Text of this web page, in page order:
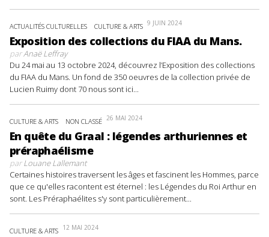
ACTUALITÉS CULTURELLES CULTURE & ARTS 9 JUIN 2024
Exposition des collections du FIAA du Mans.
parAnaë Leffray
Du 24 mai au 13 octobre 2024, découvrez l’Exposition des collections
du FIAA du Mans. Un fond de 350 oeuvres de la collection privée de
Lucien Ruimy dont 70 nous sont ici...
CULTURE & ARTS NON CLASSÉ 26 MAI 2024
En quête du Graal : légendes arthuriennes et
préraphaélisme
parLouane Lallemant
Certaines histoires traversent les âges et fascinent les Hommes, parce
que ce qu'elles racontent est éternel : les Légendes du Roi Arthur en
sont. Les Préraphaélites s'y sont particulièrement...
CULTURE & ARTS 12 MAI 2024